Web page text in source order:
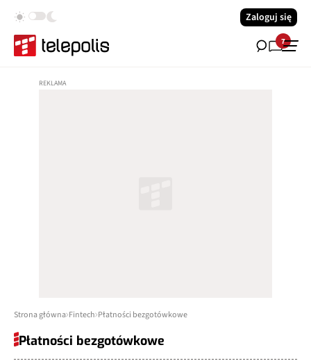
Zaloguj się
7
Strona główna Fintech Płatności bezgotówkowe
Płatności bezgotówkowe